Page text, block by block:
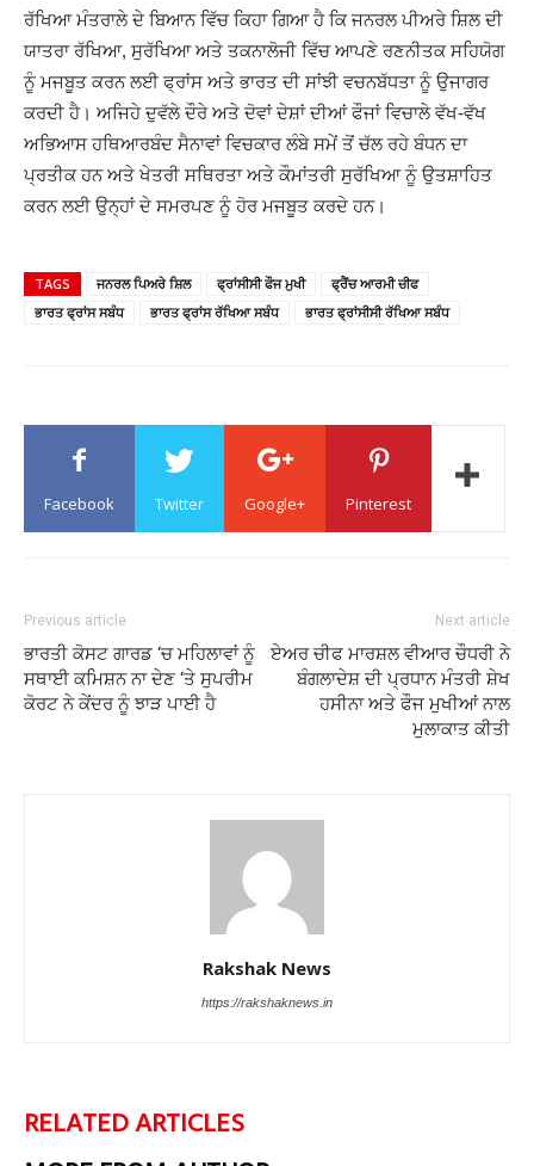
ਰੱਖਿਆ ਮੰਤਰਾਲੇ ਦੇ ਬਿਆਨ ਵਿੱਚ ਕਿਹਾ ਗਿਆ ਹੈ ਕਿ ਜਨਰਲ ਪੀਅਰੇ ਸ਼ਿਲ ਦੀ
ਯਾਤਰਾ ਰੱਖਿਆ, ਸੁਰੱਖਿਆ ਅਤੇ ਤਕਨਾਲੋਜੀ ਵਿੱਚ ਆਪਣੇ ਰਣਨੀਤਕ ਸਹਿਯੋਗ
ਨੂੰ ਮਜਬੂਤ ​​ਕਰਨ ਲਈ ਫ੍ਰਾਂਸ ਅਤੇ ਭਾਰਤ ਦੀ ਸਾਂਝੀ ਵਚਨਬੱਧਤਾ ਨੂੰ ਉਜਾਗਰ
ਕਰਦੀ ਹੈ। ਅਜਿਹੇ ਦੁਵੱਲੇ ਦੌਰੇ ਅਤੇ ਦੋਵਾਂ ਦੇਸ਼ਾਂ ਦੀਆਂ ਫੌਜਾਂ ਵਿਚਾਲੇ ਵੱਖ-ਵੱਖ
ਅਭਿਆਸ ਹਥਿਆਰਬੰਦ ਸੈਨਾਵਾਂ ਵਿਚਕਾਰ ਲੰਬੇ ਸਮੇਂ ਤੋਂ ਚੱਲ ਰਹੇ ਬੰਧਨ ਦਾ
ਪ੍ਰਤੀਕ ਹਨ ਅਤੇ ਖੇਤਰੀ ਸਥਿਰਤਾ ਅਤੇ ਕੌਮਾਂਤਰੀ ਸੁਰੱਖਿਆ ਨੂੰ ਉਤਸ਼ਾਹਿਤ
ਕਰਨ ਲਈ ਉਨ੍ਹਾਂ ਦੇ ਸਮਰਪਣ ਨੂੰ ਹੋਰ ਮਜਬੂਤ ​​ਕਰਦੇ ਹਨ।
TAGS ਜਨਰਲ ਪਿਅਰੇ ਸ਼ਿਲ ਫ੍ਰਾਂਸੀਸੀ ਫੌਜ ਮੁਖੀ
ਫ੍ਰੈਂਚ ਆਰਮੀ ਚੀਫ
ਭਾਰਤ ਫ੍ਰਾਂਸ ਸਬੰਧ
ਭਾਰਤ ਫ੍ਰਾਂਸ ਰੱਖਿਆ ਸਬੰਧ ਭਾਰਤ ਫ੍ਰਾਂਸੀਸੀ ਰੱਖਿਆ ਸਬੰਧ
Facebook Twitter Google+ Pinterest
Previous article
ਭਾਰਤੀ ਕੋਸਟ ਗਾਰਡ ‘ਚ ਮਹਿਲਾਵਾਂ ਨੂੰ
ਸਥਾਈ ਕਮਿਸ਼ਨ ਨਾ ਦੇਣ ‘ਤੇ ਸੁਪਰੀਮ
ਕੋਰਟ ਨੇ ਕੇਂਦਰ ਨੂੰ ਝਾੜ ਪਾਈ ਹੈ
Next article
ਏਅਰ ਚੀਫ ਮਾਰਸ਼ਲ ਵੀਆਰ ਚੌਧਰੀ ਨੇ
ਬੰਗਲਾਦੇਸ਼ ਦੀ ਪ੍ਰਧਾਨ ਮੰਤਰੀ ਸ਼ੇਖ
ਹਸੀਨਾ ਅਤੇ ਫੌਜ ਮੁਖੀਆਂ ਨਾਲ
ਮੁਲਾਕਾਤ ਕੀਤੀ
Rakshak News
https://rakshaknews.in
RELATED ARTICLES